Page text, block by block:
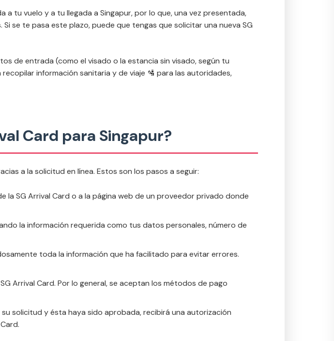
tu vuelo y a tu llegada a Singapur, por lo que, una vez presentada,
se te pasa este plazo, puede que tengas que solicitar una nueva SG
de entrada (como el visado o la estancia sin visado, según tu
información sanitaria y de viaje 🛂 para las autoridades,
Card para Singapur?
a la solicitud en línea. Estos son los pasos a seguir:
la SG Arrival Card o a la página web de un proveedor privado donde
la información requerida como tus datos personales, número de
toda la información que ha facilitado para evitar errores.
Arrival Card. Por lo general, se aceptan los métodos de pago
solicitud y ésta haya sido aprobada, recibirá una autorización